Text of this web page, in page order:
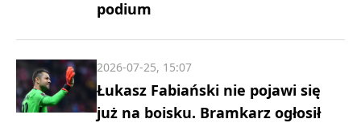
podium
Łukasz Fabiański nie pojawi się
już na boisku. Bramkarz ogłosił
2026-07-25, 15:07